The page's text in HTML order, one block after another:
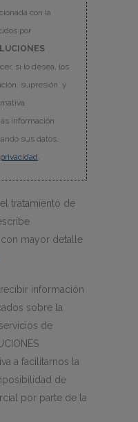
con la
por
si lo desea, los
supresión, y
información
sus datos,
.
el tratamiento de
mayor detalle
recibir información
sobre la
de
a facilitarnos la
de
por parte de la